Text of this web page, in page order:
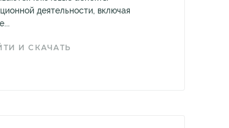
деятельности, включая
И СКАЧАТЬ